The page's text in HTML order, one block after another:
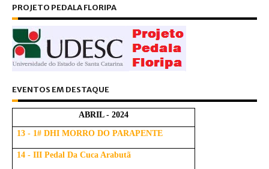
PROJETO PEDALA FLORIPA
EVENTOS EM DESTAQUE
ABRIL - 2024
13 - 1# DHI MORRO DO PARAPENTE
14 - III Pedal Da Cuca Arabutã